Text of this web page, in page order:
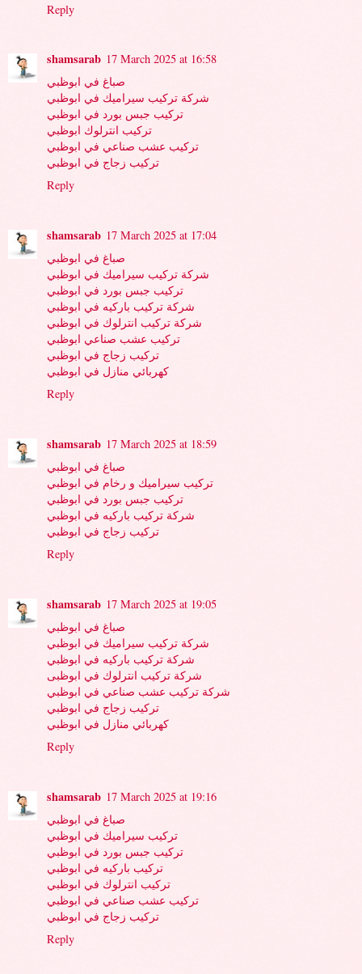
Reply
shamsarab 17 March 2025 at 16:58
صباغ في ابوظبي
شركة تركيب سيراميك في ابوظبي
تركيب جبس بورد في ابوظبي
تركيب انترلوك ابوظبي
تركيب عشب صناعي في ابوظبي
تركيب زجاج في ابوظبي
Reply
shamsarab 17 March 2025 at 17:04
صباغ في ابوظبي
شركة تركيب سيراميك في ابوظبي
تركيب جبس بورد في ابوظبي
شركة تركيب باركيه في ابوظبي
شركة تركيب انترلوك في ابوظبي
تركيب عشب صناعي ابوظبي
تركيب زجاج في ابوظبي
كهربائي منازل في ابوظبي
Reply
shamsarab 17 March 2025 at 18:59
صباغ في ابوظبي
تركيب سيراميك و رخام في ابوظبي
تركيب جبس بورد في ابوظبي
شركة تركيب باركيه في ابوظبي
تركيب زجاج في ابوظبي
Reply
shamsarab 17 March 2025 at 19:05
صباغ في ابوظبي
شركة تركيب سيراميك في ابوظبي
شركة تركيب باركيه في ابوظبي
شركة تركيب انترلوك في ابوظبى
شركة تركيب عشب صناعي في ابوظبي
تركيب زجاج في ابوظبي
كهربائي منازل في ابوظبي
Reply
shamsarab 17 March 2025 at 19:16
صباغ في ابوظبي
تركيب سيراميك في ابوظبي
تركيب جبس بورد في ابوظبي
تركيب باركيه في ابوظبي
تركيب انترلوك في ابوظبي
تركيب عشب صناعي في ابوظبي
تركيب زجاج في ابوظبي
Reply